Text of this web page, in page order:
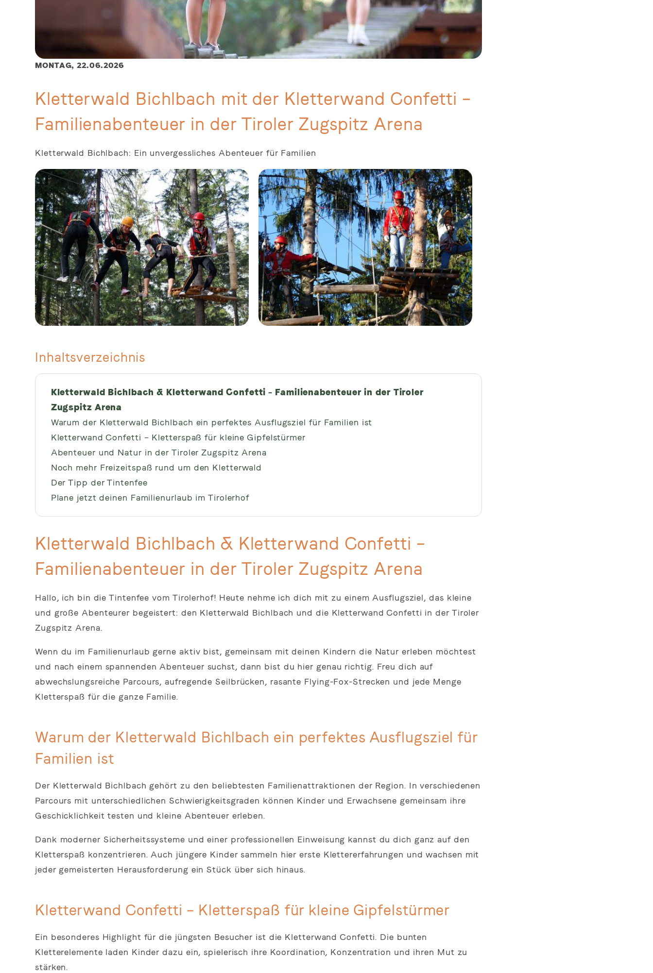
MONTAG,22.06.2026
Kletterwald Bichlbach mit der Kletterwand Confetti –
Familienabenteuer in der Tiroler Zugspitz Arena
Kletterwald Bichlbach: Ein unvergessliches Abenteuer für Familien
Inhaltsverzeichnis
Kletterwald Bichlbach & Kletterwand Confetti – Familienabenteuer in der Tiroler
Zugspitz Arena
Warum der Kletterwald Bichlbach ein perfektes Ausflugsziel für Familien ist
Kletterwand Confetti – Kletterspaß für kleine Gipfelstürmer
Abenteuer und Natur in der Tiroler Zugspitz Arena
Noch mehr Freizeitspaß rund um den Kletterwald
Der Tipp der Tintenfee
Plane jetzt deinen Familienurlaub im Tirolerhof
Kletterwald Bichlbach & Kletterwand Confetti –
Familienabenteuer in der Tiroler Zugspitz Arena
Hallo, ich bin die Tintenfee vom Tirolerhof! Heute nehme ich dich mit zu einem Ausflugsziel, das kleine
und große Abenteurer begeistert: den Kletterwald Bichlbach und die Kletterwand Confetti in der Tiroler
Zugspitz Arena.
Wenn du im Familienurlaub gerne aktiv bist, gemeinsam mit deinen Kindern die Natur erleben möchtest
und nach einem spannenden Abenteuer suchst, dann bist du hier genau richtig. Freu dich auf
abwechslungsreiche Parcours, aufregende Seilbrücken, rasante Flying-Fox-Strecken und jede Menge
Kletterspaß für die ganze Familie.
Warum der Kletterwald Bichlbach ein perfektes Ausflugsziel für
Familien ist
Der Kletterwald Bichlbach gehört zu den beliebtesten Familienattraktionen der Region. In verschiedenen
Parcours mit unterschiedlichen Schwierigkeitsgraden können Kinder und Erwachsene gemeinsam ihre
Geschicklichkeit testen und kleine Abenteuer erleben.
Dank moderner Sicherheitssysteme und einer professionellen Einweisung kannst du dich ganz auf den
Kletterspaß konzentrieren. Auch jüngere Kinder sammeln hier erste Klettererfahrungen und wachsen mit
jeder gemeisterten Herausforderung ein Stück über sich hinaus.
Kletterwand Confetti – Kletterspaß für kleine Gipfelstürmer
Ein besonderes Highlight für die jüngsten Besucher ist die Kletterwand Confetti. Die bunten
Kletterelemente laden Kinder dazu ein, spielerisch ihre Koordination, Konzentration und ihren Mut zu
stärken.